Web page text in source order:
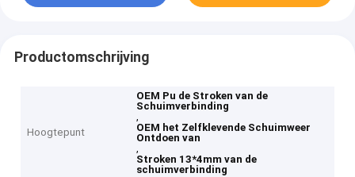
Productomschrijving
Hoogtepunt
OEM Pu de Stroken van de
Schuimverbinding
,
OEM het Zelfklevende Schuimweer
Ontdoen van
,
Stroken 13*4mm van de
schuimverbinding